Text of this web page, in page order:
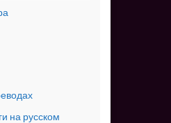
на русском